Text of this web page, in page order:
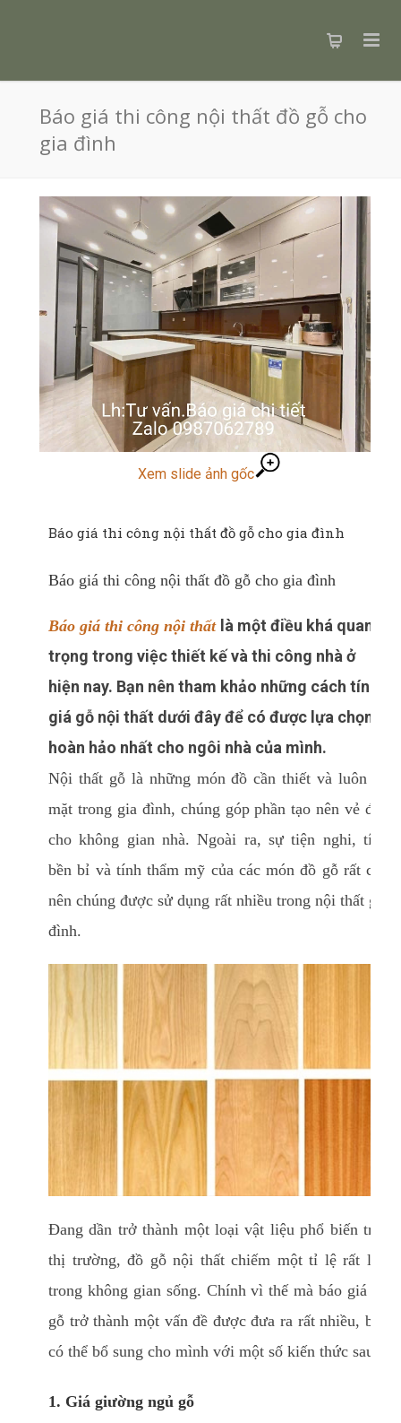
Báo giá thi công nội thất đồ gỗ cho
gia đình
Xem slide ảnh gốc
Báo giá thi công nội thất đồ gỗ cho gia đình
Báo giá thi công nội thất đồ gỗ cho gia đình
Báo giá thi công nội thất là một điều khá quan
trọng trong việc thiết kế và thi công nhà ở
hiện nay. Bạn nên tham khảo những cách tính
giá gỗ nội thất dưới đây để có được lựa chọn
hoàn hảo nhất cho ngôi nhà của mình.
Nội thất gỗ là những món đồ cần thiết và luôn có
mặt trong gia đình, chúng góp phần tạo nên vẻ đẹp
cho không gian nhà. Ngoài ra, sự tiện nghi, tính
bền bỉ và tính thẩm mỹ của các món đồ gỗ rất cao
nên chúng được sử dụng rất nhiều trong nội thất gia
đình.
Đang dần trở thành một loại vật liệu phổ biến trên
thị trường, đồ gỗ nội thất chiếm một tỉ lệ rất lớn
trong không gian sống. Chính vì thế mà báo giá đồ
gỗ trở thành một vấn đề được đưa ra rất nhiều, bạn
có thể bổ sung cho mình với một số kiến thức sau:
1. Giá giường ngủ gỗ